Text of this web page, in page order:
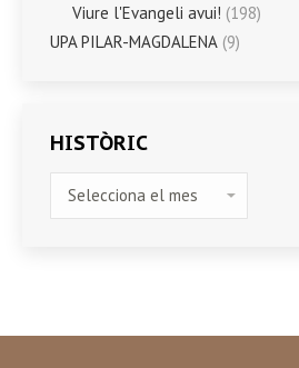
Viure l'Evangeli avui! (198)
UPA PILAR-MAGDALENA (9)
HISTÒRIC